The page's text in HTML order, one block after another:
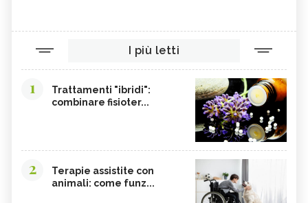
I più letti
1
Trattamenti "ibridi":
combinare fisioter...
2
Terapie assistite con
animali: come funz...